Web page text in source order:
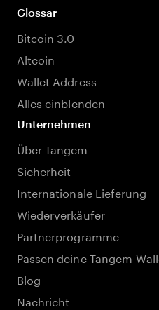
Glossar
Bitcoin 3.0
Altcoin
Wallet Address
Alles einblenden
Unternehmen
Über Tangem
Sicherheit
Internationale Lieferung
Wiederverkäufer
Partnerprogramme
Passen deine Tangem-
Blog
Nachricht